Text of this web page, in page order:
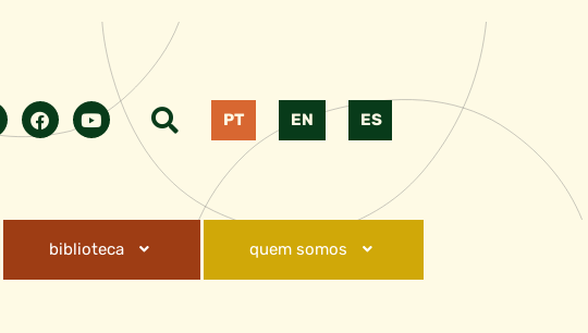
PT EN ES
biblioteca quem somos